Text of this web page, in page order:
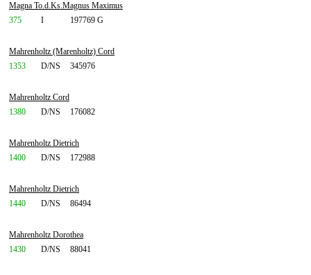
Magna To.d.Ks.Magnus Maximus
375
I 197769 G
Mahrenholtz (Marenholtz) Cord
1353
D/NS 345976
Mahrenholtz Cord
1380
D/NS 176082
Mahrenholtz Dietrich
1400
D/NS 172988
Mahrenholtz Dietrich
1440
D/NS 86494
Mahrenholtz Dorothea
1430
D/NS 88041